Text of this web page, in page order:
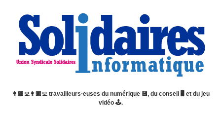
👩🏽‍💻👨🏿‍💻 travailleurs⋅euses du numérique 💾, du conseil 🖥️ et du jeu
vidéo 🕹️.